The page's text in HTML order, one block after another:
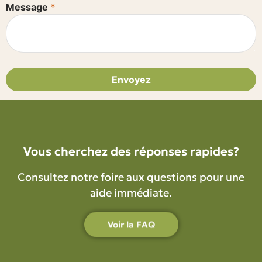
Message *
Envoyez
Vous cherchez des réponses rapides?
Consultez notre foire aux questions pour une
aide immédiate.
Voir la FAQ